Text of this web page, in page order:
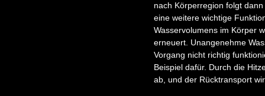
nach Körperregion folgt
eine weitere wichtige
Wasservolumens im Körper
erneuert. Unangenehme
Vorgang nicht richtig
Beispiel dafür. Durch die
ab, und der Rücktransport